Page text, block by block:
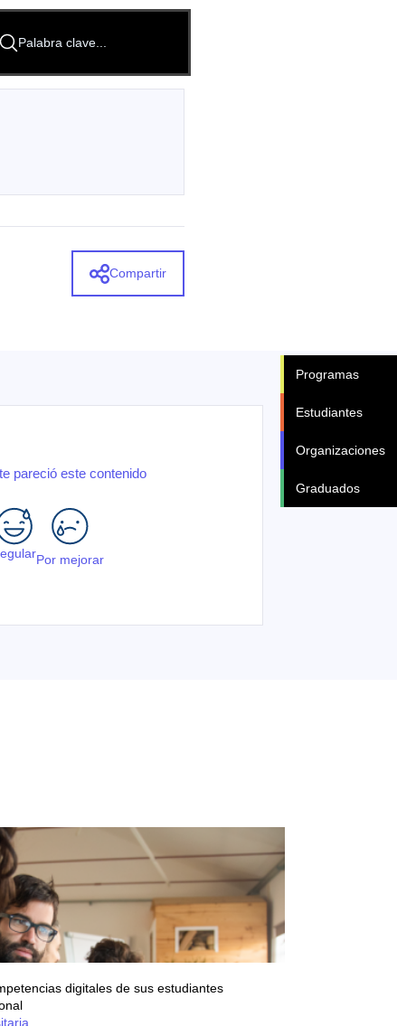
Programas
Estudiantes
Organizaciones
Graduados
acciones que se enmarcan
psicoactivas.
Compartir
pareció este contenido
Por mejorar
digitales de sus estudiantes